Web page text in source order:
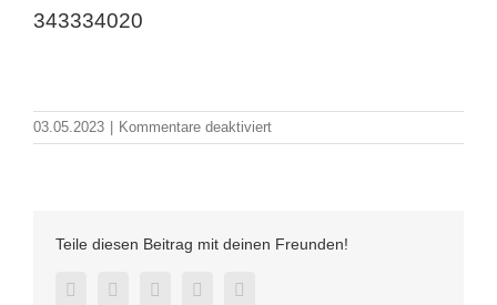
343334020
03.05.2023 | Kommentare deaktiviertfür
343334020
Teile diesen Beitrag mit deinen Freunden!
FacebookTwitter LinkedInPinterest